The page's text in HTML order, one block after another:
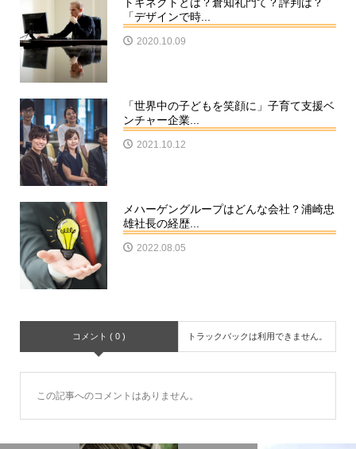
「デザインで時...
2020.10.09
「世界中の子どもを笑顔に」子育て支援ベ
ンチャー企業...
2021.10.12
メハーゲングループはどんな会社？浦崎忠
雄社長の経歴...
2022.08.05
コメント ( 0 ) トラックバックは利用できません。
この記事へのコメントはありません。